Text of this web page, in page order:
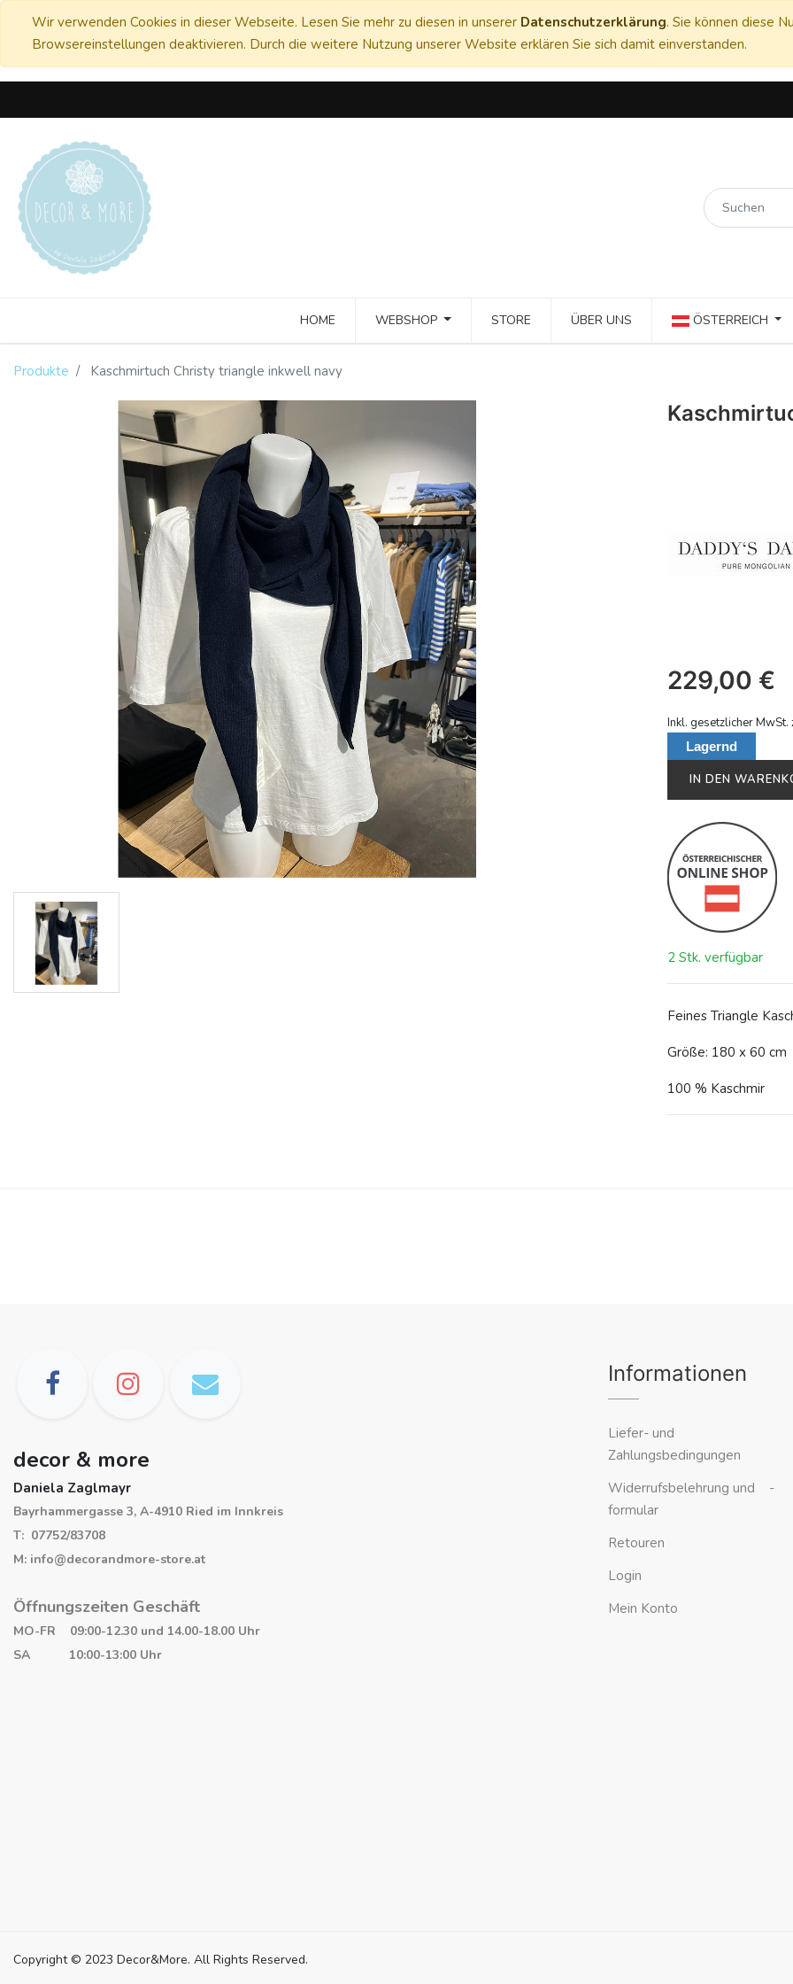
Wir verwenden Cookies in dieser Webseite. Lesen Sie mehr zu diesen in unserer Datenschutzerklärung. Sie können diese
Browsereinstellungen deaktivieren. Durch die weitere Nutzung unserer Website erklären Sie sich damit einverstanden.
HOME WEBSHOP STORE ÜBER UNS ÖSTERREICH
Produkte Kaschmirtuch Christy triangle inkwell navy
229,00 €
Inkl. gesetzlicher
Lagernd
IN DEN
2 Stk. verfügbar
Feines Triangle
Größe: 180 x 60 cm
100 % Kaschmir
decor & more
Daniela Zaglmayr
Bayrhammergasse 3, A-4910 Ried im Innkreis
T: 07752/83708
M: info@decorandmore-store.at
Öffnungszeiten Geschäft
MO-FR 09:00-12.30 und 14.00-18.00 Uhr
SA 10:00-13:00 Uhr
Informationen
Liefer- und
Zahlungsbedingungen
Widerrufsbelehrung und -
formular
Retouren
Login
Mein Konto
Copyright © 2023 Decor&More. All Rights Reserved.